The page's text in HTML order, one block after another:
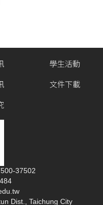
學生活動
文件下載
37502
Dist., Taichung City